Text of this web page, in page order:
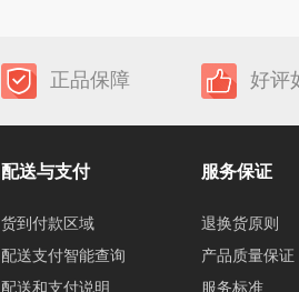
正品保障 好评
配送与支付
货到付款区域
配送支付智能查询
配送和支付说明
服务保证
退换货原则
产品质量保证
服务标准